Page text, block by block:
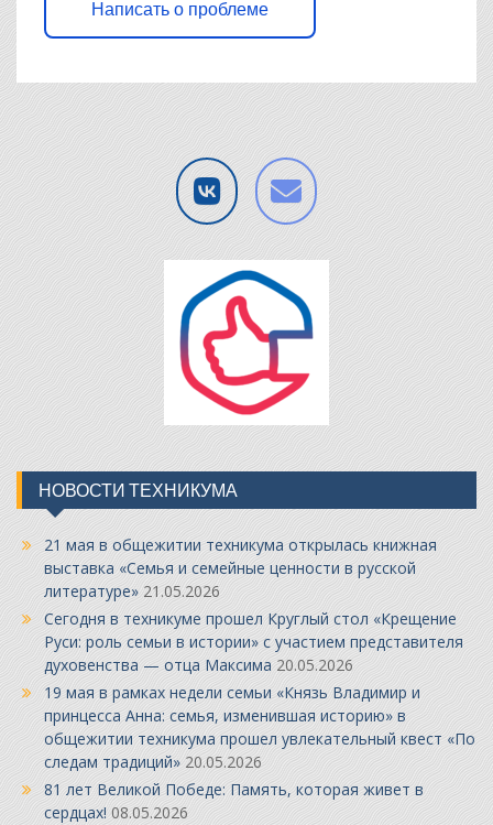
Написать о проблеме
НОВОСТИ ТЕХНИКУМА
21 мая в общежитии техникума открылась книжная
выставка «Семья и семейные ценности в русской
литературе» 21.05.2026
Сегодня в техникуме прошел Круглый стол «Крещение
Руси: роль семьи в истории» с участием представителя
духовенства — отца Максима 20.05.2026
19 мая в рамках недели семьи «Князь Владимир и
принцесса Анна: семья, изменившая историю» в
общежитии техникума прошел увлекательный квест «По
следам традиций» 20.05.2026
81 лет Великой Победе: Память, которая живет в
сердцах! 08.05.2026